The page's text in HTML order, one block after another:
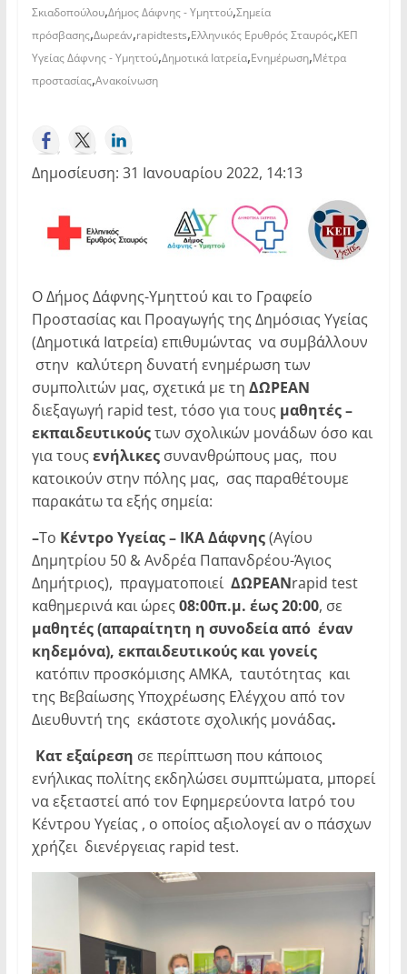
Σκιαδοπούλου,Δήμος Δάφνης - Υμηττού,Σημεία
πρόσβασης,Δωρεάν,rapidtests,Ελληνικός Ερυθρός Σταυρός,ΚΕΠ
Υγείας Δάφνης - Υμηττού,Δημοτικά Ιατρεία,Ενημέρωση,Μέτρα
προστασίας,Ανακοίνωση
Δημοσίευση: 31 Ιανουαρίου 2022, 14:13
Ο Δήμος Δάφνης-Υμηττού και το Γραφείο
Προστασίας και Προαγωγής της Δημόσιας Υγείας
(Δημοτικά Ιατρεία) επιθυμώντας να συμβάλλουν
στην καλύτερη δυνατή ενημέρωση των
συμπολιτών μας, σχετικά με τη ΔΩΡΕΑΝ
διεξαγωγή rapid test, τόσο για τους μαθητές –
εκπαιδευτικούςτων σχολικών μονάδων όσο και
για τους ενήλικεςσυνανθρώπους μας, που
κατοικούν στην πόλης μας, σας παραθέτουμε
παρακάτω τα εξής σημεία:
–Το Κέντρο Υγείας – ΙΚΑ Δάφνης(Αγίου
Δημητρίου 50 & Ανδρέα Παπανδρέου-Άγιος
Δημήτριος), πραγματοποιεί ΔΩΡΕΑΝrapid test
καθημερινά και ώρες 08:00π.μ. έως 20:00, σε
μαθητές (απαραίτητη η συνοδεία από έναν
κηδεμόνα), εκπαιδευτικούς και γονείς
κατόπιν προσκόμισης ΑΜΚΑ, ταυτότητας και
της Βεβαίωσης Υποχρέωσης Ελέγχου από τον
Διευθυντή της εκάστοτε σχολικής μονάδας.
Κατ εξαίρεση σε περίπτωση που κάποιος
ενήλικας πολίτης εκδηλώσει συμπτώματα, μπορεί
να εξεταστεί από τον Εφημερεύοντα Ιατρό του
Κέντρου Υγείας , ο οποίος αξιολογεί αν ο πάσχων
χρήζει διενέργειας rapid test.